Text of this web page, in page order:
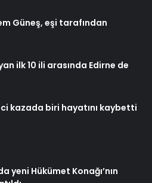
Güneş, eşi tarafından
ilk 10 ili arasında Edirne de
kazada biri hayatını kaybetti
yeni Hükümet Konağı’nın